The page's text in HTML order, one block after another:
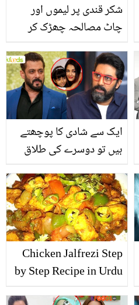
شکر قندی پر لیموں اور
چاٹ مصالحہ چھڑک کر
چیز کو کھانے کے چند
فائدے جنھیں جان کر آپ
بھی ایسا کریں گے
ایک سے شادی کا پوچھتے
ہیں تو دوسرے کی طلاق
ابھیشیک بچن چِڑ گئے!
غصے میں کیا کچھ سنا
دیا؟
Chicken Jalfrezi Step
by Step Recipe in Urdu